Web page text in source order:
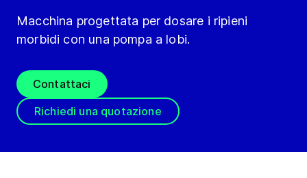
Macchina progettata per dosare i ripieni
morbidi con una pompa a lobi.
Contattaci
Richiedi una quotazione